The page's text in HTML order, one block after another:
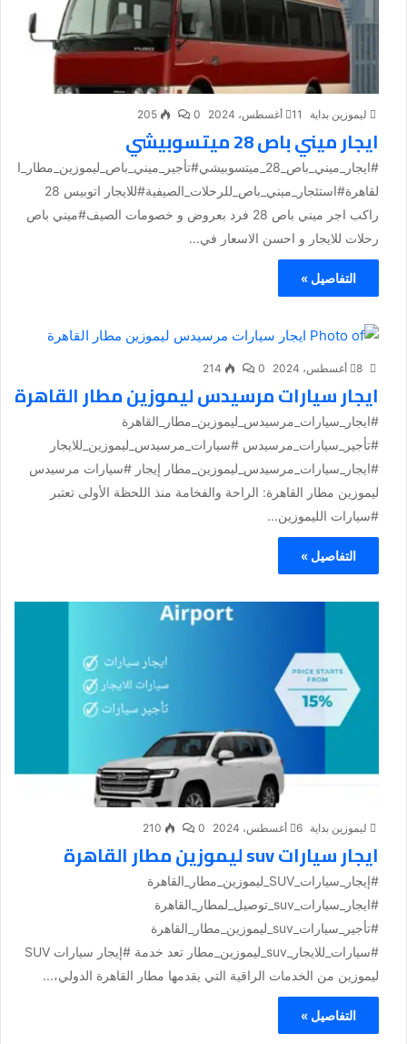
ليموزين بداية 11 أغسطس، 2024 0
205
ايجار ميني باص 28 ميتسوبيشي
#ايجار_ميني_باص_28_ميتسوبيشي#تأجير_ميني_باص_ليموزين_مطار_ا
لقاهرة#استئجار_ميني_باص_للرحلات_الصيفية#للايجار اتوبيس 28
راكب اجر ميني باص 28 فرد بعروض و خصومات الصيف#ميني باص
رحلات للايجار و احسن الاسعار في...
التفاصيل »
8 أغسطس، 2024 0
214
ايجار سيارات مرسيدس ليموزين مطار القاهرة
#ايجار_سيارات_مرسيدس_ليموزين_مطار_القاهرة
#تأجير_سيارات_مرسيدس #سيارات_مرسيدس_ليموزين_للايجار
#ايجار_سيارات_مرسيدس_ليموزين_مطار إيجار #سيارات مرسيدس
ليموزين مطار القاهرة: الراحة والفخامة منذ اللحظة الأولى تعتبر
#سيارات الليموزين...
التفاصيل »
ليموزين بداية 6 أغسطس، 2024 0
210
ايجار سيارات suv ليموزين مطار القاهرة
#إيجار_سيارات_SUV_ليموزين_مطار_القاهرة
#ايجار_سيارات_suv_توصيل_لمطار_القاهرة
#تأجير_سيارات_suv_ليموزين_مطار_القاهرة
#سيارات_للايجار_suv_ليموزين_مطار تعد خدمة #إيجار سيارات SUV
ليموزين من الخدمات الراقية التي يقدمها مطار القاهرة الدولي،...
التفاصيل »